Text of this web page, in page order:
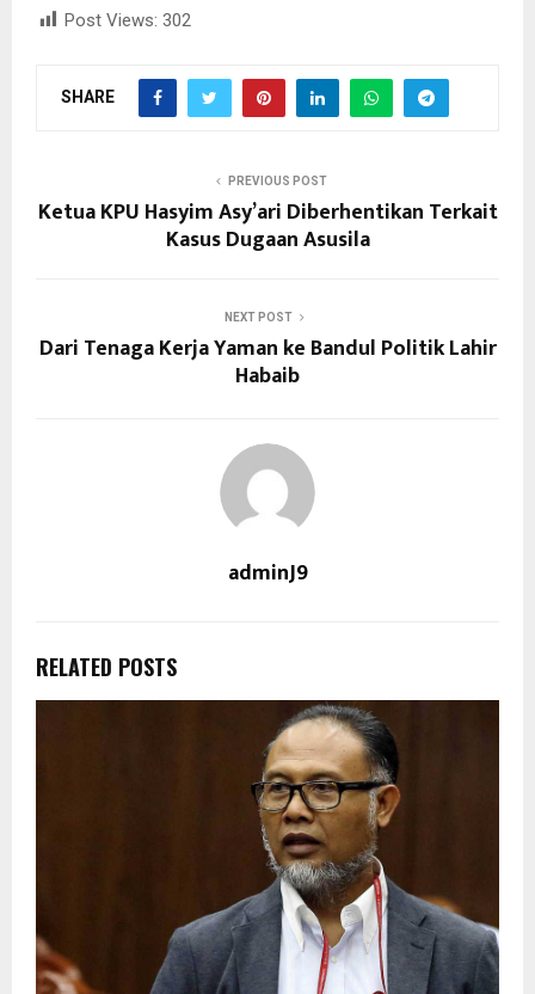
Post Views: 302
SHARE
PREVIOUS POST
Ketua KPU Hasyim Asy’ari Diberhentikan Terkait
Kasus Dugaan Asusila
NEXT POST
Dari Tenaga Kerja Yaman ke Bandul Politik Lahir
Habaib
adminJ9
RELATED POSTS